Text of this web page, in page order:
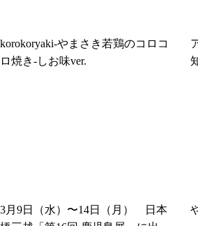
korokoryaki-やまさき若鶏のコロコ
ロ焼き-しお味ver.
3月9日（水）〜14日（月） 日本